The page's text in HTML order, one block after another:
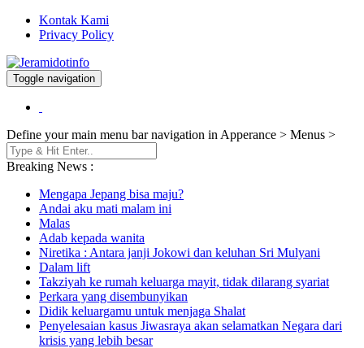
Kontak Kami
Privacy Policy
Jeramidotinfo
Berita dan Informasi Terkini
Toggle navigation
Define your main menu bar navigation in Apperance > Menus >
Breaking News :
Mengapa Jepang bisa maju?
Andai aku mati malam ini
Malas
Adab kepada wanita
Niretika : Antara janji Jokowi dan keluhan Sri Mulyani
Dalam lift
Takziyah ke rumah keluarga mayit, tidak dilarang syariat
Perkara yang disembunyikan
Didik keluargamu untuk menjaga Shalat
Penyelesaian kasus Jiwasraya akan selamatkan Negara dari
krisis yang lebih besar